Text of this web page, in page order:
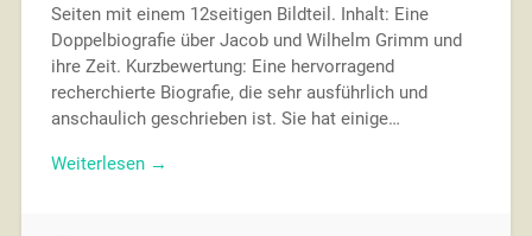
Seiten mit einem 12seitigen Bildteil. Inhalt: Eine
Doppelbiografie über Jacob und Wilhelm Grimm und
ihre Zeit. Kurzbewertung: Eine hervorragend
recherchierte Biografie, die sehr ausführlich und
anschaulich geschrieben ist. Sie hat einige…
Weiterlesen →